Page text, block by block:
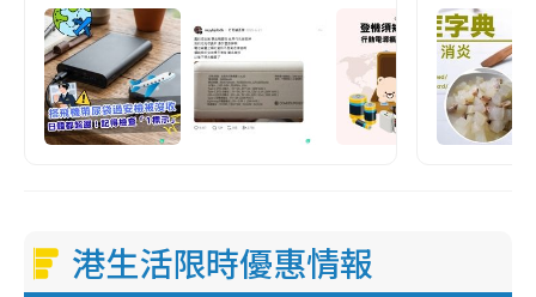
港生活限時優惠情報